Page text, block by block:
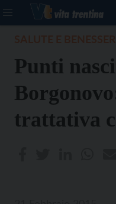
Punti
trattativa